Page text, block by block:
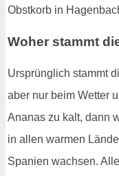
Obstkorb in
Woher stammt
Ursprünglich stammt
aber nur beim Wetter
Ananas zu kalt, dann
in allen warmen
Spanien wachsen.